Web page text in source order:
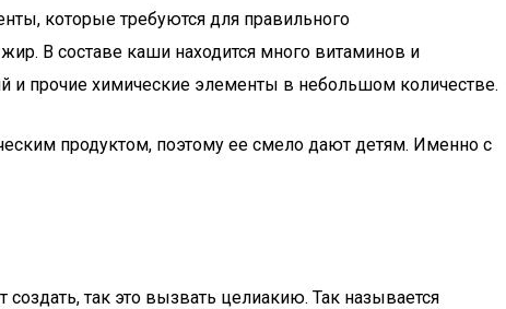
которые требуются для правильного
В составе каши находится много витаминов и
и прочие химические элементы в небольшом количестве.
продуктом, поэтому ее смело дают детям. Именно с
так это вызвать целиакию. Так называется